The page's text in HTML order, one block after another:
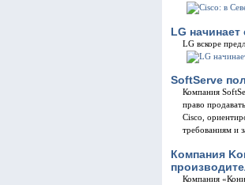
LG
LG вскоре
SoftServe
Компания
право
Cisco,
требованиям и
Компания
Компания